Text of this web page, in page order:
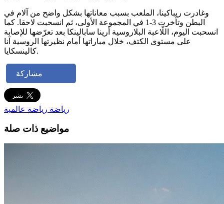
وغادرت ريباكينا، الملعب بسبب معاناتها بشكل واضح من آلام في
البطن وتأخرت 3-1 في المجموعة الأولى، ثم انسحبت لاحقا. كما
انسحبت اليوم، اللّاعبة البلاروسية أرينا سابالينكا بعد تعرّضها للإصابة
على مستوى الكتف، خلال مباراتها أمام نظيرتها الروسية آنا
كالينسكايا.
مشاركة
رياضة رياضة عالمية
مواضيع ذات صلة